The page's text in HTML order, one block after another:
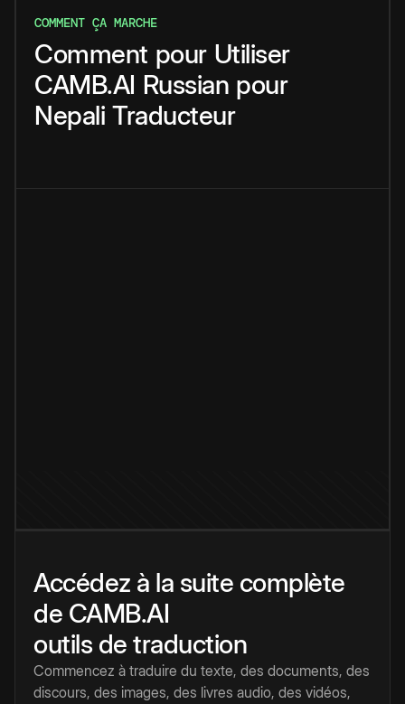
COMMENT ÇA MARCHE
Comment pour Utiliser
CAMB.AI Russian pour
Nepali Traducteur
Accédez à la suite complète
de CAMB.AI
outils de traduction
Commencez à traduire du texte, des documents, des
discours, des images, des livres audio, des vidéos,